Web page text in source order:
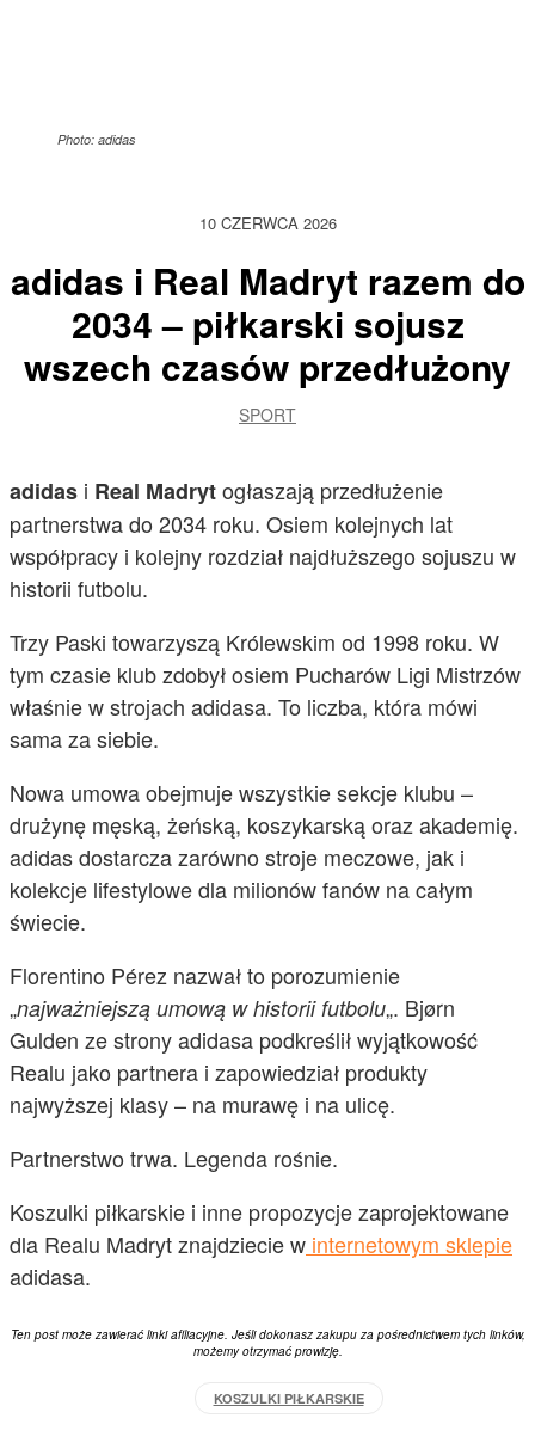
Photo: adidas
10 CZERWCA 2026
adidas i Real Madryt razem do
2034 – piłkarski sojusz
wszech czasów przedłużony
SPORT
adidas i Real Madrytogłaszają przedłużenie
partnerstwa do 2034 roku. Osiem kolejnych lat
współpracy i kolejny rozdział najdłuższego sojuszu w
historii futbolu.
Trzy Paski towarzyszą Królewskim od 1998 roku. W
tym czasie klub zdobył osiem Pucharów Ligi Mistrzów
właśnie w strojach adidasa. To liczba, która mówi
sama za siebie.
Nowa umowa obejmuje wszystkie sekcje klubu –
drużynę męską, żeńską, koszykarską oraz akademię.
adidas dostarcza zarówno stroje meczowe, jak i
kolekcje lifestylowe dla milionów fanów na całym
świecie.
Florentino Pérez nazwał to porozumienie
„najważniejszą umową w historii futbolu„. Bjørn
Gulden ze strony adidasa podkreślił wyjątkowość
Realu jako partnera i zapowiedział produkty
najwyższej klasy – na murawę i na ulicę.
Partnerstwo trwa. Legenda rośnie.
Koszulki piłkarskie i inne propozycje zaprojektowane
dla Realu Madryt znajdziecie w internetowym sklepie
adidasa.
Ten post może zawierać linki afiliacyjne. Jeśli dokonasz zakupu za pośrednictwem tych linków,
możemy otrzymać prowizję.
KOSZULKI PIŁKARSKIE